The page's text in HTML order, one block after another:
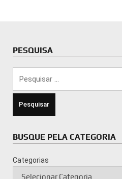
PESQUISA
BUSQUE PELA CATEGORIA
Categorias